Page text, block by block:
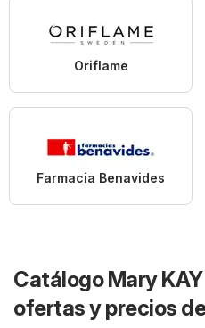
Oriflame
Farmacia Benavides
Catálogo Mary
ofertas y precios